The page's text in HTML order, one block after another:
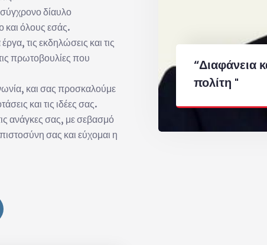
δίαυλο
και όλους εσάς.
τις εκδηλώσεις και τις
πρωτοβουλίες που
και σας προσκαλούμε
και τις ιδέες σας.
ανάγκες σας, με σεβασμό
σας και εύχομαι η
“Διαφάνεια
πολίτη "